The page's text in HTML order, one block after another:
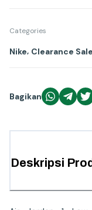
Categories
Nike, Clearance Sale
Bagikan
Deskripsi